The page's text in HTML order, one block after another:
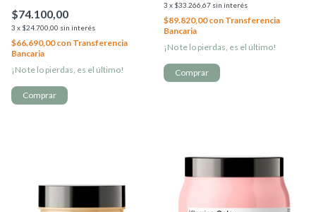
$74.100,00
3 x $24.700,00 sin interés
$66.690,00con Transferencia
Bancaria
¡No te lo pierdas, es el último!
3 x $33.266,67 sin interés
$89.820,00con Transferencia
Bancaria
¡No te lo pierdas, es el último!